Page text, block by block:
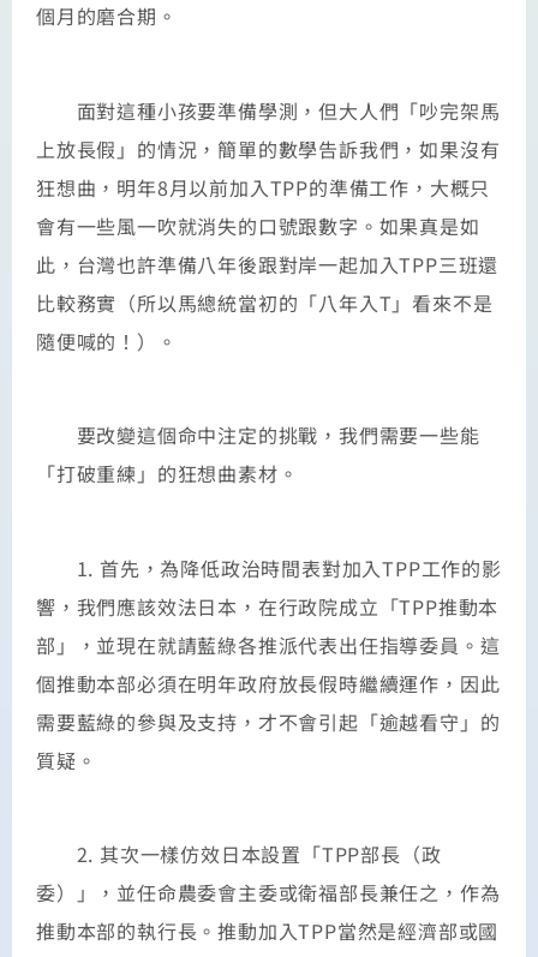
個月的磨合期。
面對這種小孩要準備學測，但大人們「吵完架馬
上放長假」的情況，簡單的數學告訴我們，如果沒有
狂想曲，明年8月以前加入TPP的準備工作，大概只
會有一些風一吹就消失的口號跟數字。如果真是如
此，台灣也許準備八年後跟對岸一起加入TPP三班還
比較務實（所以馬總統當初的「八年入T」看來不是
隨便喊的！）。
要改變這個命中注定的挑戰，我們需要一些能
「打破重練」的狂想曲素材。
1. 首先，為降低政治時間表對加入TPP工作的影
響，我們應該效法日本，在行政院成立「TPP推動本
部」，並現在就請藍綠各推派代表出任指導委員。這
個推動本部必須在明年政府放長假時繼續運作，因此
需要藍綠的參與及支持，才不會引起「逾越看守」的
質疑。
2. 其次一樣仿效日本設置「TPP部長（政
委）」，並任命農委會主委或衛福部長兼任之，作為
推動本部的執行長。推動加入TPP當然是經濟部或國